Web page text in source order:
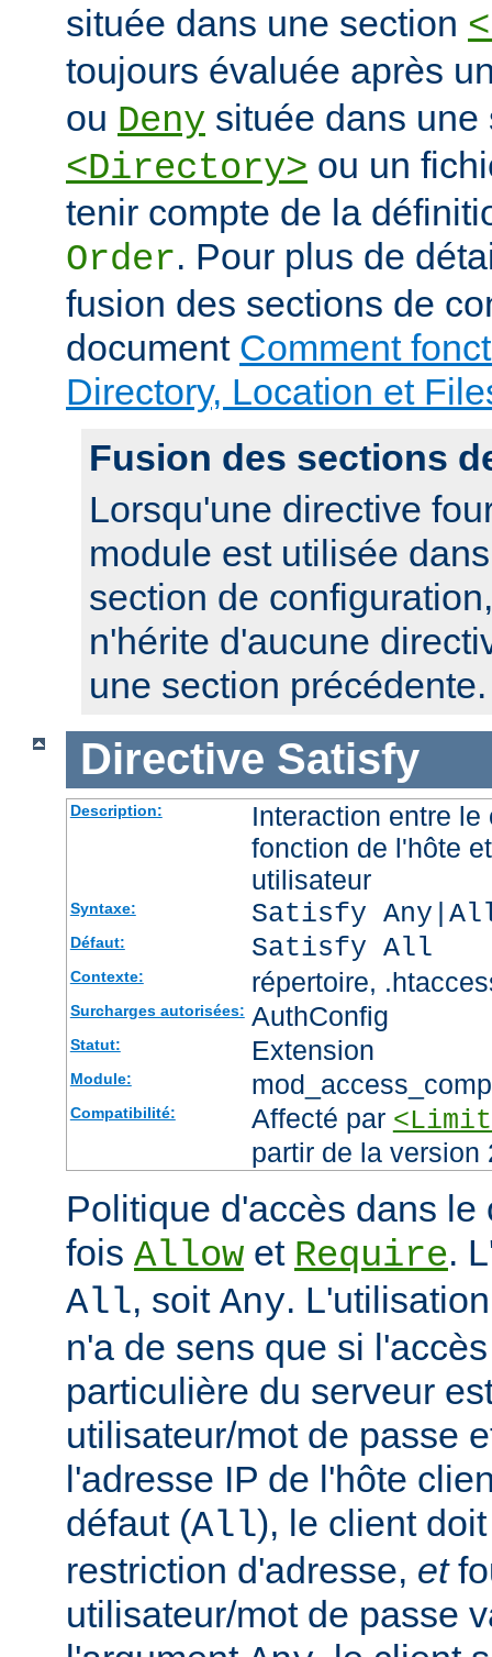
située dans une section
toujours évaluée après
ou Deny située dans une
<Directory> ou un
tenir compte de la
Order. Pour plus de
fusion des sections de
document Comment
Directory, Location et
Fusion des sections
Lorsqu'une directive
module est utilisée
section de
n'hérite d'aucune
une section précédente.
Directive Satisfy
Description:
Interaction entre
fonction de l'hôte
utilisateur
Syntaxe: Satisfy
Défaut: Satisfy All
Contexte: répertoire,
Surcharges autorisées: AuthConfig
Statut: Extension
Module:
Compatibilité: Affecté par
partir de la version
Politique d'accès dans
fois Allow et Require.
All, soit Any.
n'a de sens que si
particulière du serveur
utilisateur/mot de passe
l'adresse IP de l'hôte
défaut (All), le client
restriction d'adresse, et
utilisateur/mot de passe